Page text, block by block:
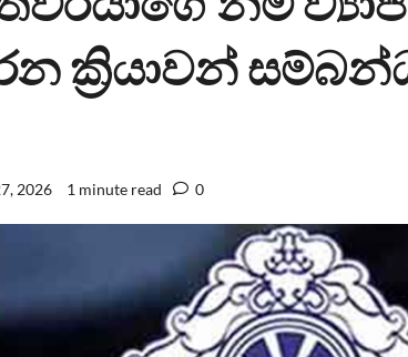
ක්‍රියාවන්
2026 1 minute read 0